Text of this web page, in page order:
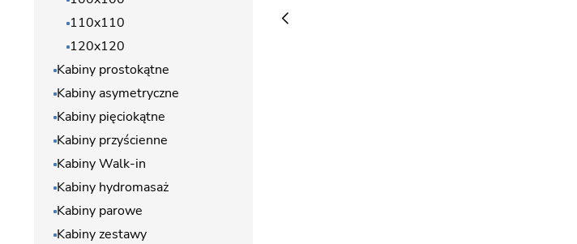
110x110
120x120
Kabiny prostokątne
Kabiny asymetryczne
Kabiny pięciokątne
Kabiny przyścienne
Kabiny Walk-in
Kabiny hydromasaż
Kabiny parowe
Kabiny zestawy